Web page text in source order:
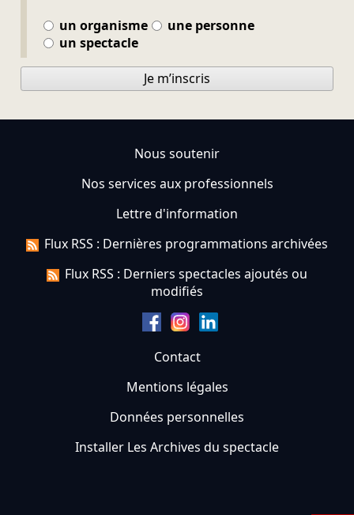
un organisme
une personne
un spectacle
Je m’inscris
Nous soutenir
Nos services aux professionnels
Lettre d'information
Flux RSS : Dernières programmations archivées
Flux RSS : Derniers spectacles ajoutés ou
modifiés
Contact
Mentions légales
Données personnelles
Installer Les Archives du spectacle